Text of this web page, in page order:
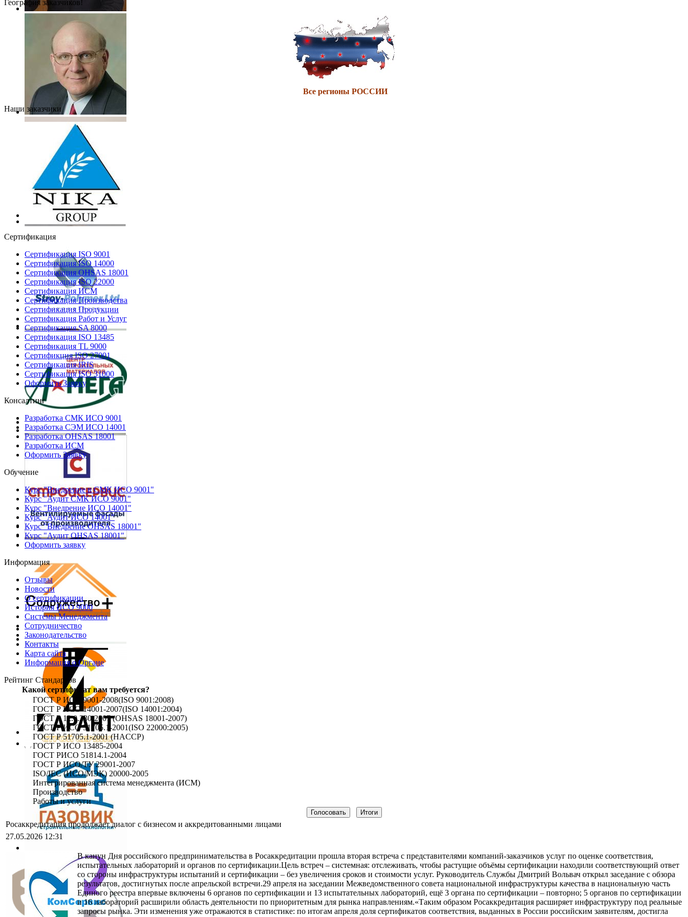
География заказчиков!
Все регионы РОССИИ
Наши заказчики
Сертификация
Сертификация ISO 9001
Сертификация ISO 14000
Сертификация OHSAS 18001
Сертификация ISO 22000
Сертификация ИСМ
Сертификация Производства
Сертификация Продукции
Сертификация Работ и Услуг
Сертификация SA 8000
Сертификация ISO 13485
Сертификация TL 9000
Сертификция ISO 27001
Сертификация IRIS
Сертификация ISO 31000
Оформить Заявку
Консалтинг
Разработка СМК ИСО 9001
Разработка СЭМ ИСО 14001
Разработка OHSAS 18001
Разработка ИСМ
Оформить Заявку
Обучение
Курс "Внедрение в СМК ИСО 9001"
Курс "Аудит СМК ИСО 9001"
Курс "Внедрение ИСО 14001"
Курс "Аудит ИСО 14001"
Курс "Внедрение OHSAS 18001"
Курс "Аудит OHSAS 18001"
Оформить заявку
Информация
Отзывы
Новости
О сертификации
История ИСО 9000
Системы Менеджмента
Сотрудничество
Законодательство
Контакты
Карта сайта
Информация о Органе
Рейтинг Стандартов
Какой сертификат вам требуется?
ГОСТ Р ИСО 9001-2008(ISO 9001:2008)
ГОСТ Р ИСО 14001-2007(ISO 14001:2004)
ГОСТ Р 12.0.230-2007 (OHSAS 18001-2007)
ГОСТ Р ИСО 51705.1-2001(ISO 22000:2005)
ГОСТ Р 51705.1-2001 (HACCP)
ГОСТ Р ИСО 13485-2004
ГОСТ РИСО 51814.1-2004
ГОСТ Р ИСО/ТУ 29001-2007
ISO/IEC (ИСО/МЭК) 20000-2005
Интегрированная система менеджмента (ИСМ)
Производство
Работы и услуги
Росаккредитация продолжает диалог с бизнесом и аккредитованными лицами
27.05.2026 12:31
В канун Дня российского предпринимательства в Росаккредитации прошла вторая встреча с представителями компаний-заказчиков услуг по оценке соответствия,
испытательных лабораторий и органов по сертификации.Цель встреч – системная: отслеживать, чтобы растущие объёмы сертификации находили соответствующий ответ
со стороны инфраструктуры испытаний и сертификации – без увеличения сроков и стоимости услуг. Руководитель Службы Дмитрий Вольвач открыл заседание с обзора
результатов, достигнутых после апрельской встречи.29 апреля на заседании Межведомственного совета национальной инфраструктуры качества в национальную часть
Единого реестра впервые включены 6 органов по сертификации и 13 испытательных лабораторий, ещё 3 органа по сертификации – повторно; 5 органов по сертификации
и 16 лабораторий расширили область деятельности по приоритетным для рынка направлениям.«Таким образом Росаккредитация расширяет инфраструктуру под реальные
запросы рынка. Эти изменения уже отражаются в статистике: по итогам апреля доля сертификатов соответствия, выданных в России российским заявителям, достигла